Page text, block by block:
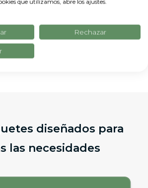
Solicitar guía
diseñados para
las necesidades
Rechazar